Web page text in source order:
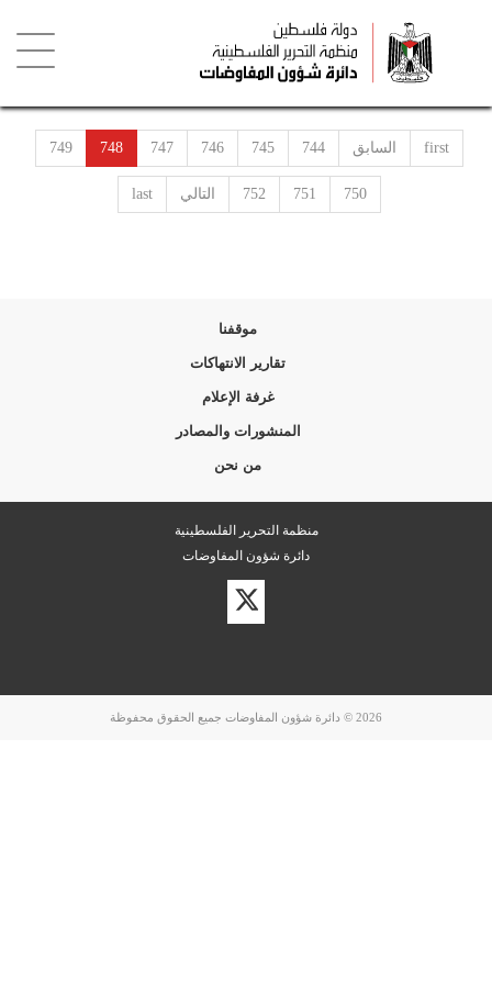
first السابق 744
745
746
747
748
749
750
751
752 التالي last
موقفنا
تقارير الانتهاكات
غرفة الإعلام
المنشورات والمصادر
من نحن
منظمة التحرير الفلسطينية
دائرة شؤون المفاوضات
زيارة
حسابنا
على
2026 © دائرة شؤون المفاوضات جميع الحقوق محفوظة